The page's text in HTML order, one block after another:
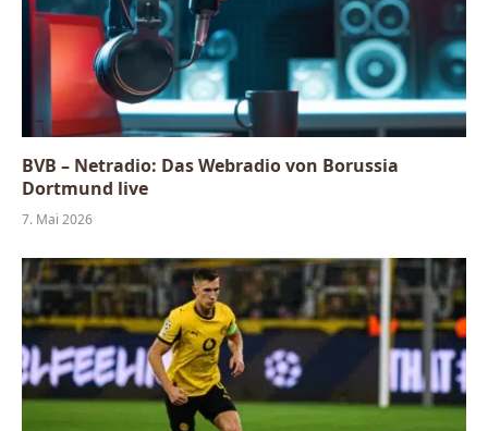
BVB – Netradio: Das Webradio von Borussia
Dortmund live
7. Mai 2026